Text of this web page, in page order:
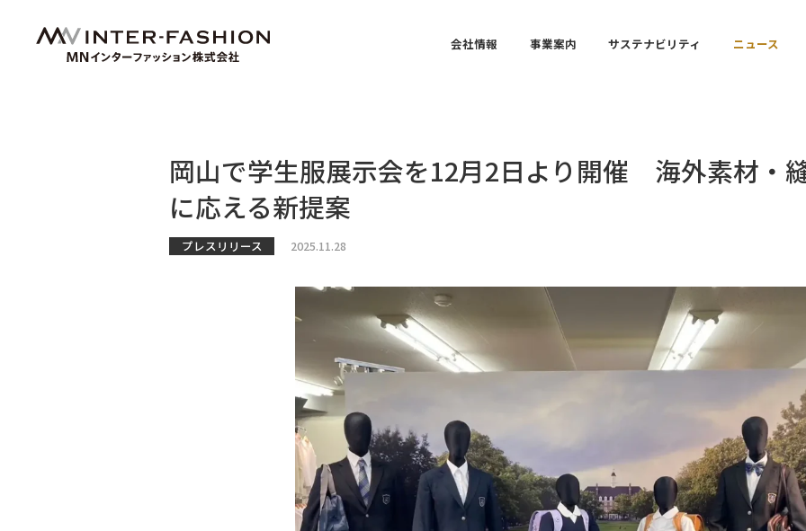
会社情報 事業案内 サステナビリティ ニュース
岡山で学生服展示会を12月2日より開催 海外素材・
に応える新提案
プレスリリース 2025.11.28